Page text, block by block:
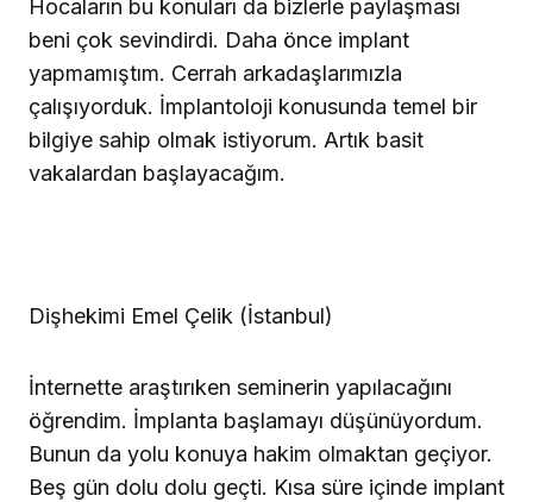
Hocaların bu konuları da bizlerle paylaşması
beni çok sevindirdi. Daha önce implant
yapmamıştım. Cerrah arkadaşlarımızla
çalışıyorduk. İmplantoloji konusunda temel bir
bilgiye sahip olmak istiyorum. Artık basit
vakalardan başlayacağım.
Dişhekimi Emel Çelik (İstanbul)
İnternette araştırıken seminerin yapılacağını
öğrendim. İmplanta başlamayı düşünüyordum.
Bunun da yolu konuya hakim olmaktan geçiyor.
Beş gün dolu dolu geçti. Kısa süre içinde implant